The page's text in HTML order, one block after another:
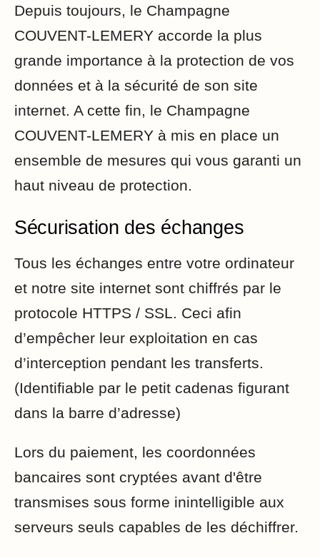
Depuis toujours, le Champagne
COUVENT-LEMERY accorde la plus
grande importance à la protection de vos
données et à la sécurité de son site
internet. A cette fin, le Champagne
COUVENT-LEMERY à mis en place un
ensemble de mesures qui vous garanti un
haut niveau de protection.
Sécurisation des échanges
Tous les échanges entre votre ordinateur
et notre site internet sont chiffrés par le
protocole HTTPS / SSL. Ceci afin
d’empêcher leur exploitation en cas
d’interception pendant les transferts.
(Identifiable par le petit cadenas figurant
dans la barre d’adresse)
Lors du paiement, les coordonnées
bancaires sont cryptées avant d'être
transmises sous forme inintelligible aux
serveurs seuls capables de les déchiffrer.